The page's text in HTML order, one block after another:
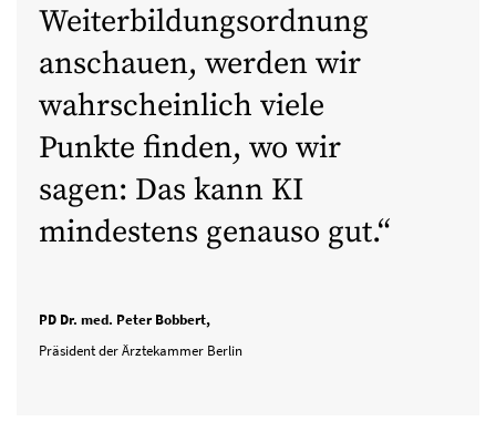
Weiterbildungsordnung
anschauen, werden wir
wahrscheinlich viele
Punkte finden, wo wir
sagen: Das kann KI
mindestens genauso gut.
PD Dr. med. Peter Bobbert,
Präsident der Ärztekammer Berlin